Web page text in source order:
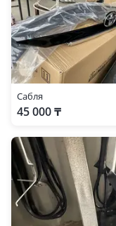
Сабля
45 000 ₸